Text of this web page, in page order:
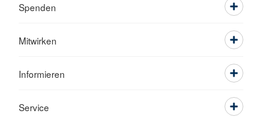
Spenden
Mitwirken
Informieren
Service